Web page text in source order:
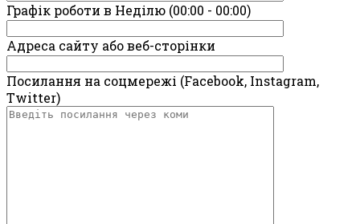
Графік роботи в Неділю (00:00 - 00:00)
Адреса сайту або веб-сторінки
Посилання на соцмережі (Facebook, Instagram,
Twitter)